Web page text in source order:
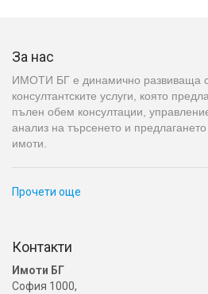
За нас
ИМОТИ БГ е динамично развиваща
консултантските услуги, която
пълен обем консултации,
анализ на търсенето и
имоти.
Прочети още
Контакти
Имоти БГ
София 1000,